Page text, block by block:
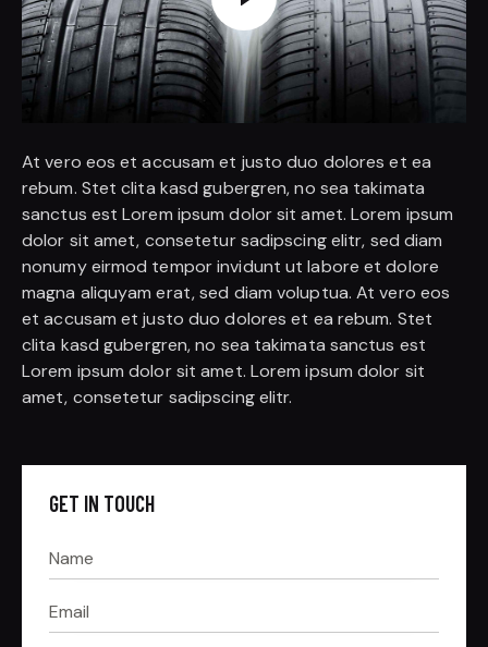
At vero eos et accusam et justo duo dolores et ea
rebum. Stet clita kasd gubergren, no sea takimata
sanctus est Lorem ipsum dolor sit amet. Lorem ipsum
dolor sit amet, consetetur sadipscing elitr, sed diam
nonumy eirmod tempor invidunt ut labore et dolore
magna aliquyam erat, sed diam voluptua. At vero eos
et accusam et justo duo dolores et ea rebum. Stet
clita kasd gubergren, no sea takimata sanctus est
Lorem ipsum dolor sit amet. Lorem ipsum dolor sit
amet, consetetur sadipscing elitr.
GET IN TOUCH